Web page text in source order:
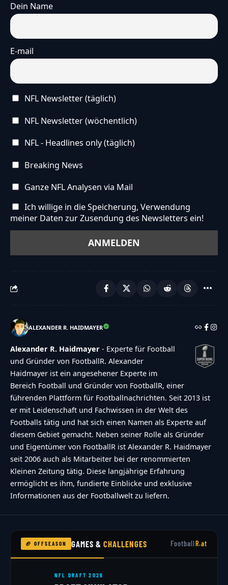
Dein Name
E-mail
NFL Newsletter (täglich)
NFL Newsletter (wöchentlich)
NFL - Headlines only (täglich)
Breaking News
Ganze NFL Analysen via Mail
Ich willige in die Speicherung, Verwendung
meiner Daten zur Zusendung des Newsletters ein!
ALEXANDER R. HAIDMAYER
Alexander R. Haidmayer - Experte für Football
und Gründer von FootballR. Alexander
Haidmayer ist ein angesehener Experte im
Bereich Football und Gründer von FootballR, einer
führenden Plattform für Footballnachrichten. Seit 2013 ist
er mit Leidenschaft und Fachwissen in der Welt des
Footballs tätig und hat sich einen Namen als Experte auf
diesem Gebiet gemacht. Neben seiner Rolle als Gründer
und Eigentümer von FootballR ist Alexander R. Haidmayer
seit 2006 auch als Mitarbeiter bei der renommierten
Kleinen Zeitung tätig. Diese langjährige Erfahrung
ermöglicht es ihm, fundierte Einblicke und exklusive
Informationen aus der Footballwelt zu liefern.
🏈 OFFSEASON GAMES &CHALLENGES FootballR.at
NFL DRAFT 2026